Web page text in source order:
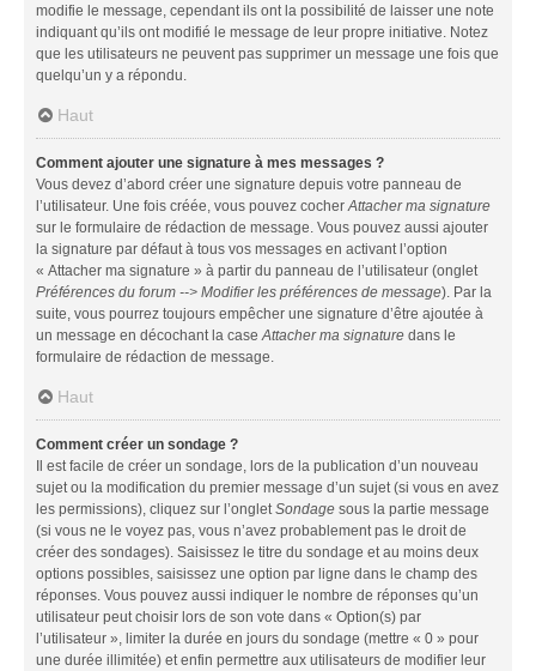
modifie le message, cependant ils ont la possibilité de laisser une note
indiquant qu’ils ont modifié le message de leur propre initiative. Notez
que les utilisateurs ne peuvent pas supprimer un message une fois que
quelqu’un y a répondu.
Haut
Comment ajouter une signature à mes messages ?
Vous devez d’abord créer une signature depuis votre panneau de
l’utilisateur. Une fois créée, vous pouvez cocherAttacher ma signature
sur le formulaire de rédaction de message. Vous pouvez aussi ajouter
la signature par défaut à tous vos messages en activant l’option
« Attacher ma signature » à partir du panneau de l’utilisateur (onglet
Préférences du forum --> Modifier les préférences de message). Par la
suite, vous pourrez toujours empêcher une signature d’être ajoutée à
un message en décochant la caseAttacher ma signature dans le
formulaire de rédaction de message.
Haut
Comment créer un sondage ?
Il est facile de créer un sondage, lors de la publication d’un nouveau
sujet ou la modification du premier message d’un sujet (si vous en avez
les permissions), cliquez sur l’ongletSondage sous la partie message
(si vous ne le voyez pas, vous n’avez probablement pas le droit de
créer des sondages). Saisissez le titre du sondage et au moins deux
options possibles, saisissez une option par ligne dans le champ des
réponses. Vous pouvez aussi indiquer le nombre de réponses qu’un
utilisateur peut choisir lors de son vote dans « Option(s) par
l’utilisateur », limiter la durée en jours du sondage (mettre « 0 » pour
une durée illimitée) et enfin permettre aux utilisateurs de modifier leur